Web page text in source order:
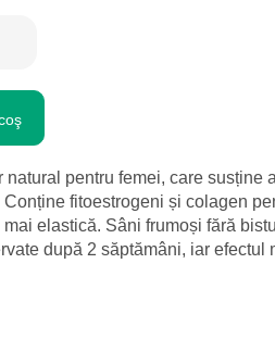
pentru femei, care susține
fitoestrogeni și colagen
elastică. Sâni frumoși fără
după 2 săptămâni, iar efectul